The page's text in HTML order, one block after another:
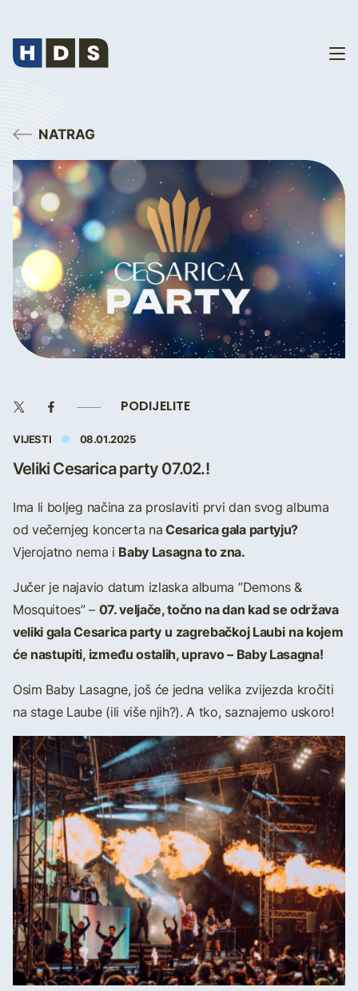
NATRAG
PODIJELITE
VIJESTI 08.01.2025
Veliki Cesarica party 07.02.!
Ima li boljeg načina za proslaviti prvi dan svog albuma
od večernjeg koncerta naCesarica gala partyju?
Vjerojatno nema i Baby Lasagna to zna.
Jučer je najavio datum izlaska albuma ”Demons &
Mosquitoes” – 07. veljače, točno na dan kad se održava
veliki gala Cesarica party u zagrebačkoj Laubi na kojem
će nastupiti, između ostalih, upravo – Baby Lasagna!
Osim Baby Lasagne, još će jedna velika zvijezda kročiti
na stage Laube (ili više njih?). A tko, saznajemo uskoro!